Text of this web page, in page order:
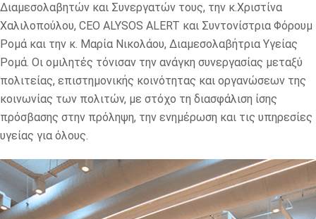
Διαμεσολαβητών και Συνεργατών τους, την κ.Χριστίνα
Χαλιλοπούλου, CEO ALYSOS ALERT και Συντονίστρια Φόρουμ
Ρομά και την κ. Μαρία Νικολάου, Διαμεσολαβήτρια Υγείας
Ρομά. Οι ομιλητές τόνισαν την ανάγκη συνεργασίας μεταξύ
πολιτείας, επιστημονικής κοινότητας και οργανώσεων της
κοινωνίας των πολιτών, με στόχο τη διασφάλιση ίσης
πρόσβασης στην πρόληψη, την ενημέρωση και τις υπηρεσίες
υγείας για όλους.